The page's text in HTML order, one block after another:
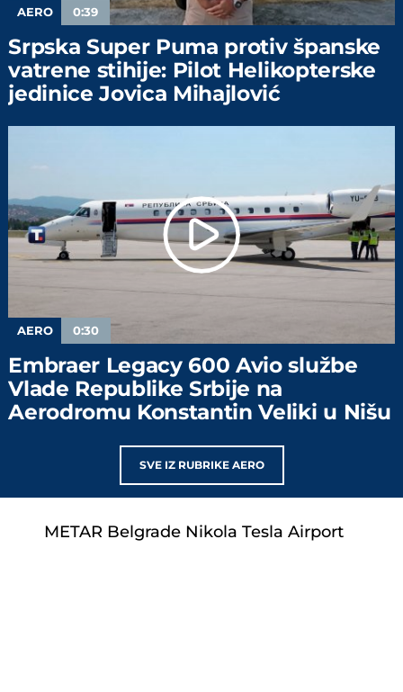
AERO 0:39
Srpska Super Puma protiv španske
vatrene stihije: Pilot Helikopterske
jedinice Jovica Mihajlović
AERO 0:30
Embraer Legacy 600 Avio službe
Vlade Republike Srbije na
Aerodromu Konstantin Veliki u Nišu
SVE IZ RUBRIKE AERO
METAR Belgrade Nikola Tesla Airport